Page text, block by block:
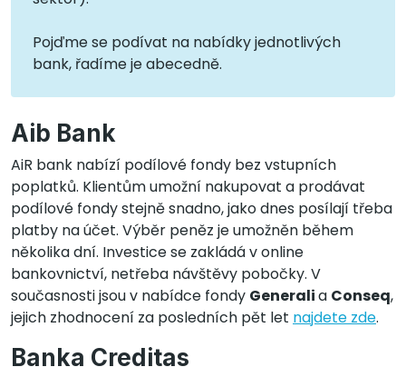
Pojďme se podívat na nabídky jednotlivých
bank, řadíme je abecedně.
Aib Bank
AiR bank nabízí podílové fondy bez vstupních
poplatků. Klientům umožní nakupovat a prodávat
podílové fondy stejně snadno, jako dnes posílají třeba
platby na účet. Výběr peněz je umožněn během
několika dní. Investice se zakládá v online
bankovnictví, netřeba návštěvy pobočky. V
současnosti jsou v nabídce fondy Generalia Conseq,
jejich zhodnocení za posledních pět let najdete zde.
Banka Creditas